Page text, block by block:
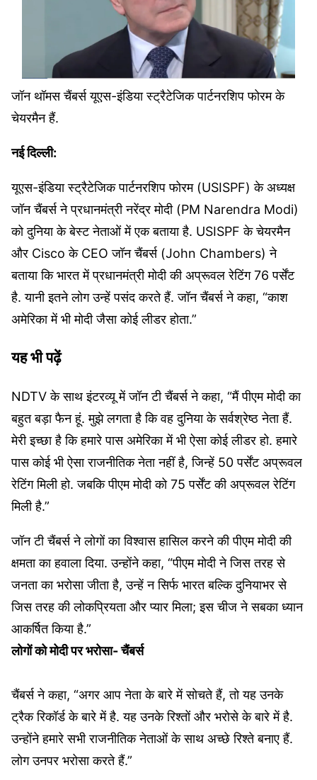
जॉन थॉमस चैंबर्स यूएस-इंडिया स्ट्रैटेजिक पार्टनरशिप फोरम के
चेयरमैन हैं.
नई दिल्ली:
यूएस-इंडिया स्ट्रैटेजिक पार्टनरशिप फोरम (USISPF) के अध्यक्ष
जॉन चैंबर्स ने प्रधानमंत्री नरेंद्र मोदी (PM Narendra Modi)
को दुनिया के बेस्ट नेताओं में एक बताया है. USISPF के चेयरमैन
और Cisco के CEO जॉन चैंबर्स (John Chambers) ने
बताया कि भारत में प्रधानमंत्री मोदी की अप्रूवल रेटिंग 76 पर्सेंट
है. यानी इतने लोग उन्हें पसंद करते हैं. जॉन चैंबर्स ने कहा, “काश
अमेरिका में भी मोदी जैसा कोई लीडर होता.”
यह भी पढ़ें
NDTV के साथ इंटरव्यू में जॉन टी चैंबर्स ने कहा, “मैं पीएम मोदी का
बहुत बड़ा फैन हूं. मुझे लगता है कि वह दुनिया के सर्वश्रेष्ठ नेता हैं.
मेरी इच्छा है कि हमारे पास अमेरिका में भी ऐसा कोई लीडर हो. हमारे
पास कोई भी ऐसा राजनीतिक नेता नहीं है, जिन्हें 50 पर्सेंट अप्रूवल
रेटिंग मिली हो. जबकि पीएम मोदी को 75 पर्सेंट की अप्रूवल रेटिंग
मिली है.”
जॉन टी चैंबर्स ने लोगों का विश्वास हासिल करने की पीएम मोदी की
क्षमता का हवाला दिया. उन्होंने कहा, “पीएम मोदी ने जिस तरह से
जनता का भरोसा जीता है, उन्हें न सिर्फ भारत बल्कि दुनियाभर से
जिस तरह की लोकप्रियता और प्यार मिला; इस चीज ने सबका ध्यान
आकर्षित किया है.”
लोगों को मोदी पर भरोसा- चैंबर्स
चैंबर्स ने कहा, “अगर आप नेता के बारे में सोचते हैं, तो यह उनके
ट्रैक रिकॉर्ड के बारे में है. यह उनके रिश्तों और भरोसे के बारे में है.
उन्होंने हमारे सभी राजनीतिक नेताओं के साथ अच्छे रिश्ते बनाए हैं.
लोग उनपर भरोसा करते हैं.”